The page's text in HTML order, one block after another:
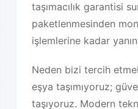
taşımacılık garantisi
paketlenmesinden
işlemlerine kadar
Neden bizi tercih
eşya taşımıyoruz;
taşıyoruz. Modern